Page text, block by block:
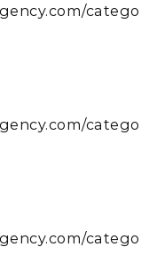
catego
catego
catego